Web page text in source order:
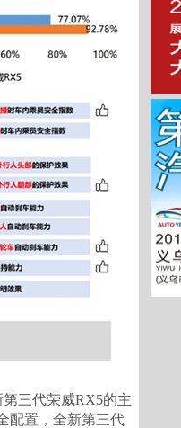
三代荣威RX5的主
配置，全新第三代